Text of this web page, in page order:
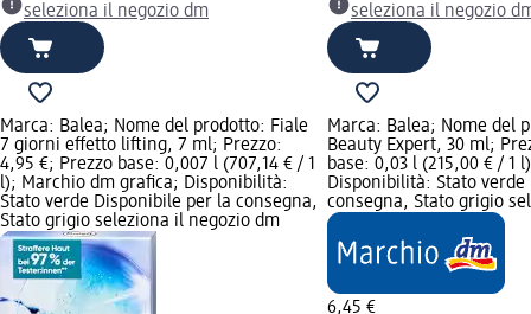
seleziona il negozio dm
seleziona il negozio
Marca: Balea; Nome del prodotto: Fiale
7 giorni effetto lifting, 7 ml; Prezzo:
4,95 €; Prezzo base: 0,007 l (707,14 € / 1
l); Marchio dm grafica; Disponibilità:
Stato verde Disponibile per la consegna,
Stato grigio seleziona il negozio dm
Marca: Balea; Nome del
Beauty Expert, 30 ml;
base: 0,03 l (215,00 € / 1
Disponibilità: Stato
consegna, Stato grigio
6,45 €